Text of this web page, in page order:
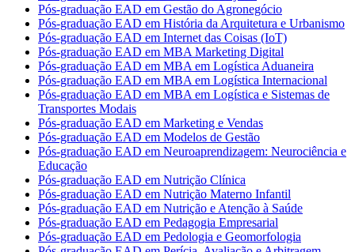
Pós-graduação EAD em Gestão do Agronegócio
Pós-graduação EAD em História da Arquitetura e Urbanismo
Pós-graduação EAD em Internet das Coisas (IoT)
Pós-graduação EAD em MBA Marketing Digital
Pós-graduação EAD em MBA em Logística Aduaneira
Pós-graduação EAD em MBA em Logística Internacional
Pós-graduação EAD em MBA em Logística e Sistemas de
Transportes Modais
Pós-graduação EAD em Marketing e Vendas
Pós-graduação EAD em Modelos de Gestão
Pós-graduação EAD em Neuroaprendizagem: Neurociência e
Educação
Pós-graduação EAD em Nutrição Clínica
Pós-graduação EAD em Nutrição Materno Infantil
Pós-graduação EAD em Nutrição e Atenção à Saúde
Pós-graduação EAD em Pedagogia Empresarial
Pós-graduação EAD em Pedologia e Geomorfologia